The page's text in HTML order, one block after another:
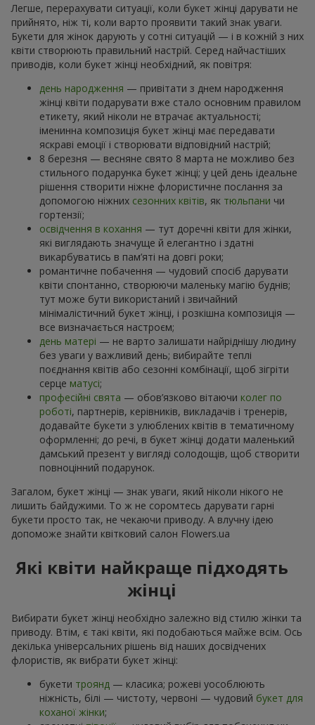
Легше, перерахувати ситуації, коли букет жінці дарувати не
прийнято, ніж ті, коли варто проявити такий знак уваги.
Букети для жінок дарують у сотні ситуацій — і в кожній з них
квіти створюють правильний настрій. Серед найчастіших
приводів, коли букет жінці необхідний, як повітря:
день народження — привітати з днем народження
жінці квіти подарувати вже стало основним правилом
етикету, який ніколи не втрачає актуальності;
іменинна композиція букет жінці має передавати
яскраві емоції і створювати відповідний настрій;
8 березня — весняне свято 8 марта не можливо без
стильного подарунка букет жінці; у цей день ідеальне
рішення створити ніжне флористичне послання за
допомогою ніжних сезонних квітів, як тюльпани чи
гортензії;
освідчення в кохання — тут доречні квіти для жінки,
які виглядають значуще й елегантно і здатні
викарбуватись в пам’яті на довгі роки;
романтичне побачення — чудовий спосіб дарувати
квіти спонтанно, створюючи маленьку магію буднів;
тут може бути використаний і звичайний
мінімалістичний букет жінці, і розкішна композиція —
все визначається настроєм;
день матері — не варто залишати найріднішу людину
без уваги у важливий день; вибирайте теплі
поєднання квітів або сезонні комбінації, щоб зігріти
серце матусі;
професійні свята — обов’язково вітаючи колег по
роботі, партнерів, керівників, викладачів і тренерів,
додавайте букети з улюблених квітів в тематичному
оформленні; до речі, в букет жінці додати маленький
дамський презент у вигляді солодощів, щоб створити
повноцінний подарунок.
Загалом, букет жінці — знак уваги, який ніколи нікого не
лишить байдужими. То ж не соромтесь дарувати гарні
букети просто так, не чекаючи приводу. А влучну ідею
допоможе знайти квітковий салон Flowers.ua
Які квіти найкраще підходять
жінці
Вибирати букет жінці необхідно залежно від стилю жінки та
приводу. Втім, є такі квіти, які подобаються майже всім. Ось
декілька універсальних рішень від наших досвідчених
флористів, як вибрати букет жінці:
букети троянд — класика; рожеві уособлюють
ніжність, білі — чистоту, червоні — чудовий букет для
коханої жінки;